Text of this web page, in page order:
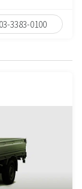
03-3383-0100